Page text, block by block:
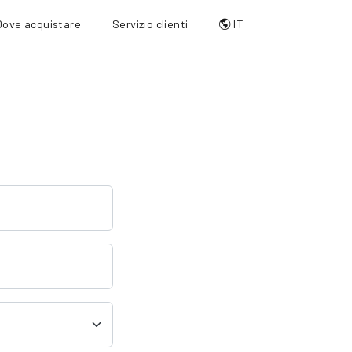
acquistare Servizio clienti IT